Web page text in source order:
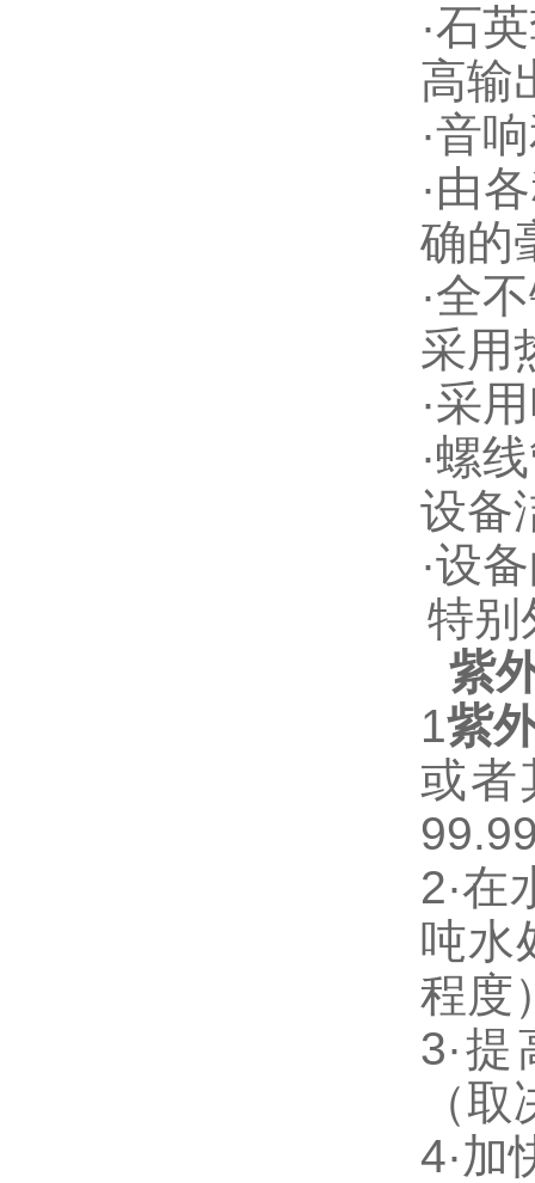
·石
高输
·音
·由
确的
·全
采用
·采
·螺
设备
·设
特别
紫
1紫
或者
2·在
吨水
程度
3·提
（
4·加